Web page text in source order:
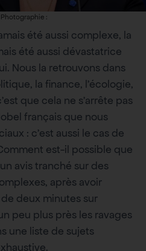
:
été aussi complexe, la
été aussi dévastatrice
Nous la retrouvons dans
la finance, l’écologie,
que cela ne s’arrête pas
français que nous
: c’est aussi le cas de
est-il possible que
avis tranché sur des
après avoir
deux minutes sur
peu plus près les ravages
une liste de sujets